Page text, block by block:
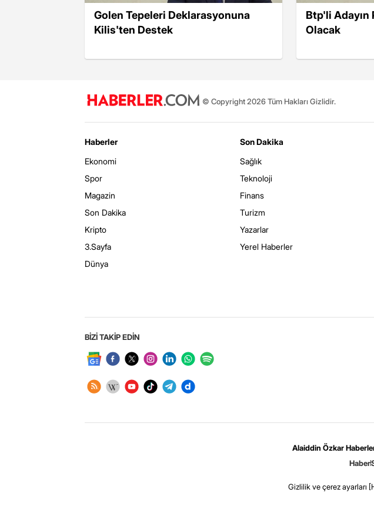
Golen Tepeleri Deklarasyonuna
Kilis'ten Destek
Btp'li
Olacak
© Copyright 2026 Tüm Hakları Gizlidir.
Haberler
Ekonomi
Spor
Magazin
Son Dakika
Kripto
3.Sayfa
Dünya
Son Dakika
Sağlık
Teknoloji
Finans
Turizm
Yazarlar
Yerel Haberler
BİZİ TAKİP EDİN
Alaiddin Özkar
Haber
Gizlilik ve çerez ayarları